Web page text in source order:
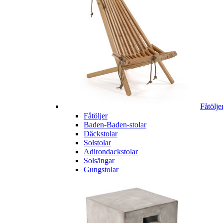
Fåtöljer
Baden-Baden-stolar
Däckstolar
Solstolar
Adirondackstolar
Solsängar
Gungstolar